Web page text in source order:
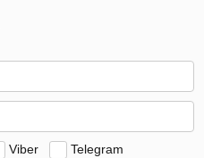
Viber Telegram